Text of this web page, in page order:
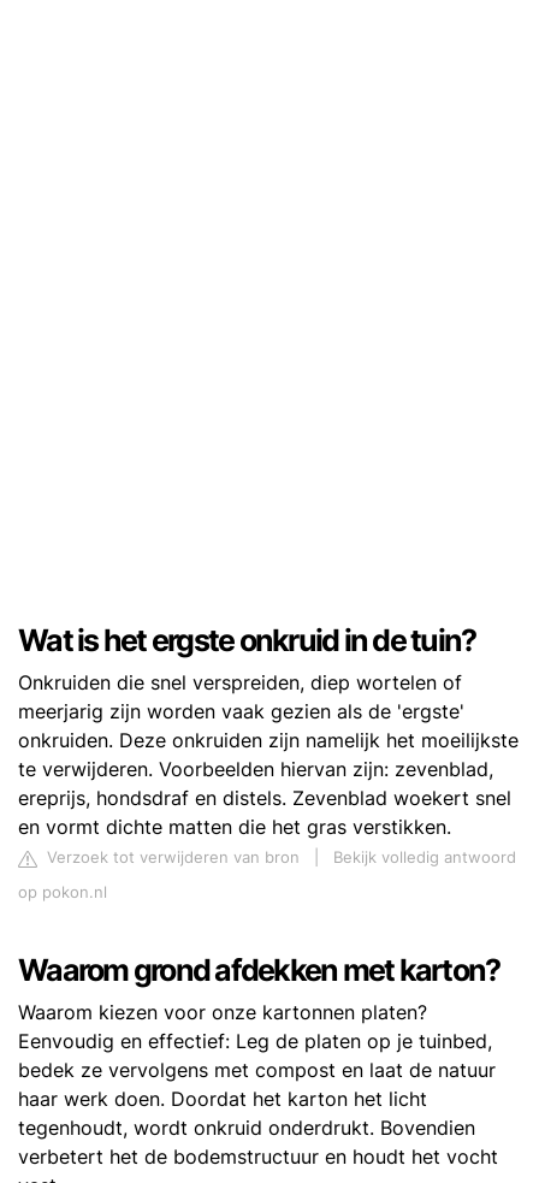
Wat is het ergste onkruid in de tuin?
Onkruiden die snel verspreiden, diep wortelen of
meerjarig zijn worden vaak gezien als de 'ergste'
onkruiden. Deze onkruiden zijn namelijk het moeilijkste
te verwijderen. Voorbeelden hiervan zijn: zevenblad,
ereprijs, hondsdraf en distels. Zevenblad woekert snel
en vormt dichte matten die het gras verstikken.
Verzoek tot verwijderen van bron
Bekijk volledig antwoord
op pokon.nl
Waarom grond afdekken met karton?
Waarom kiezen voor onze kartonnen platen?
Eenvoudig en effectief: Leg de platen op je tuinbed,
bedek ze vervolgens met compost en laat de natuur
haar werk doen. Doordat het karton het licht
tegenhoudt, wordt onkruid onderdrukt. Bovendien
verbetert het de bodemstructuur en houdt het vocht